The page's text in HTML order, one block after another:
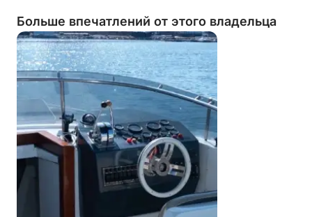
Больше впечатлений от этого владельца